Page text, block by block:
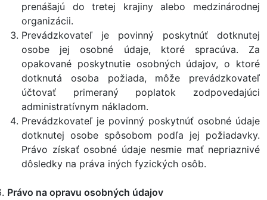
prenášajú do tretej krajiny alebo medzinárodnej
organizácii.
Prevádzkovateľ je povinný poskytnúť dotknutej
osobe jej osobné údaje, ktoré spracúva. Za
opakované poskytnutie osobných údajov, o ktoré
dotknutá osoba požiada, môže prevádzkovateľ
účtovať primeraný poplatok zodpovedajúci
administratívnym nákladom.
Prevádzkovateľ je povinný poskytnúť osobné údaje
dotknutej osobe spôsobom podľa jej požiadavky.
Právo získať osobné údaje nesmie mať nepriaznivé
dôsledky na práva iných fyzických osôb.
Právo na opravu osobných údajov